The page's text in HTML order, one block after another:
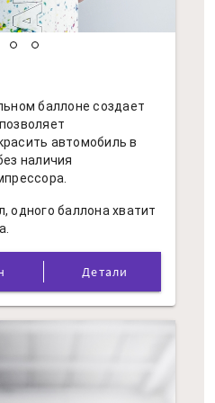
баллоне создает
автомобиль в
наличия
одного баллона хватит
Детали